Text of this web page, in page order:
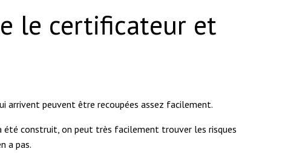
le certificateur et
arrivent peuvent être recoupées assez facilement.
été construit, on peut très facilement trouver les risques
a pas.